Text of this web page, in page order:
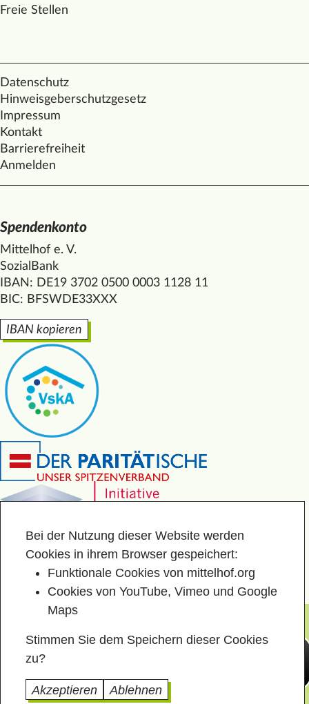
Freie Stellen
Datenschutz
Hinweisgeberschutzgesetz
Impressum
Kontakt
Barrierefreiheit
Anmelden
Spendenkonto
Mittelhof e. V.
SozialBank
IBAN: DE19 3702 0500 0003 1128 11
BIC: BFSWDE33XXX
IBAN kopieren
Bei der Nutzung dieser Website werden
Cookies in ihrem Browser gespeichert:
Funktionale Cookies von mittelhof.org
Cookies von YouTube, Vimeo und Google
Maps
Stimmen Sie dem Speichern dieser Cookies
zu?
Akzeptieren Ablehnen